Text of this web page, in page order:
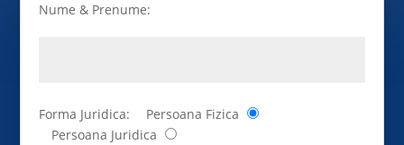
Nume & Prenume:
Forma Juridica:
Persoana Fizica
Persoana Juridica